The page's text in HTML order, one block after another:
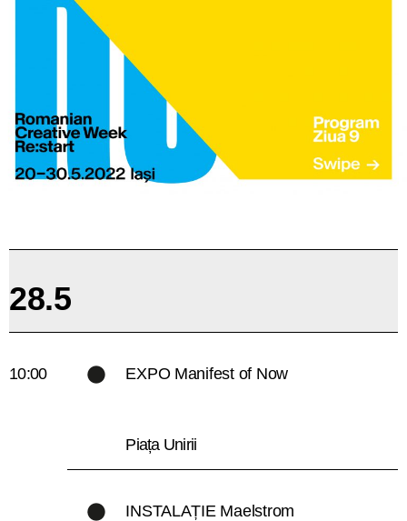
28.5
10:00 EXPO Manifest of Now
Piața Unirii
INSTALAȚIE Maelstrom